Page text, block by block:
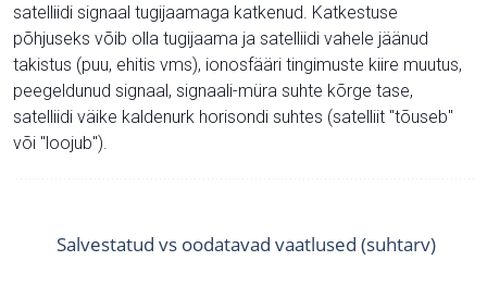
satelliidi signaal tugijaamaga katkenud. Katkestuse
põhjuseks võib olla tugijaama ja satelliidi vahele jäänud
takistus (puu, ehitis vms), ionosfääri tingimuste kiire muutus,
peegeldunud signaal, signaali-müra suhte kõrge tase,
satelliidi väike kaldenurk horisondi suhtes (satelliit "tõuseb"
või "loojub").
Salvestatud vs oodatavad vaatlused (suhtarv)